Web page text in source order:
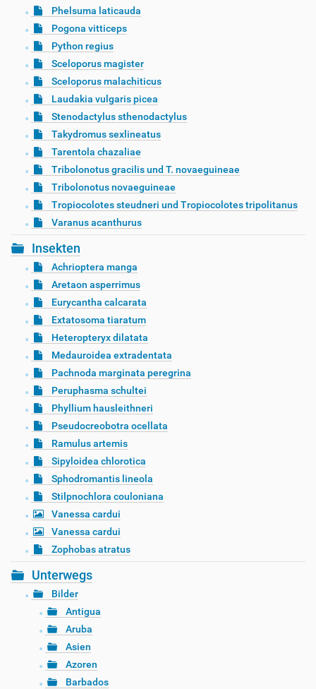
Phelsuma laticauda
Pogona vitticeps
Python regius
Sceloporus magister
Sceloporus malachiticus
Laudakia vulgaris picea
Stenodactylus sthenodactylus
Takydromus sexlineatus
Tarentola chazaliae
Tribolonotus gracilis und T. novaeguineae
Tribolonotus novaeguineae
Tropiocolotes steudneri und Tropiocolotes tripolitanus
Varanus acanthurus
Insekten
Achrioptera manga
Aretaon asperrimus
Eurycantha calcarata
Extatosoma tiaratum
Heteropteryx dilatata
Medauroidea extradentata
Pachnoda marginata peregrina
Peruphasma schultei
Phyllium hausleithneri
Pseudocreobotra ocellata
Ramulus artemis
Sipyloidea chlorotica
Sphodromantis lineola
Stilpnochlora couloniana
Vanessa cardui
Vanessa cardui
Zophobas atratus
Unterwegs
Bilder
Antigua
Aruba
Asien
Azoren
Barbados